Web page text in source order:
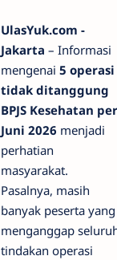
UlasYuk.com -
Jakarta – Informasi
mengenai 5 operasi
tidak ditanggung
BPJS Kesehatan per
Juni 2026 menjadi
perhatian
masyarakat.
Pasalnya, masih
banyak peserta yang
menganggap
tindakan operasi